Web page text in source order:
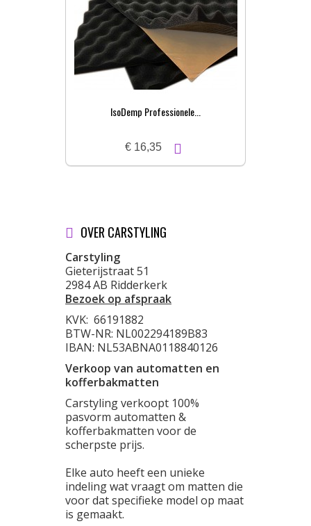
IsoDemp Professionele...
€ 16,35
OVER CARSTYLING
Carstyling
Gieterijstraat 51
2984 AB Ridderkerk
Bezoek op afspraak
KVK: 66191882
BTW-NR: NL002294189B83
IBAN: NL53ABNA0118840126
Verkoop van automatten en
kofferbakmatten
Carstyling verkoopt 100%
pasvorm automatten &
kofferbakmatten voor de
scherpste prijs.
Elke auto heeft een unieke
indeling wat vraagt om matten die
voor dat specifieke model op maat
is gemaakt.